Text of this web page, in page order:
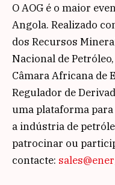
O AOG é o maior
Angola. Realizado
dos Recursos
Nacional de
Câmara Africana de
Regulador de
uma plataforma
a indústria de
patrocinar ou
contacte: